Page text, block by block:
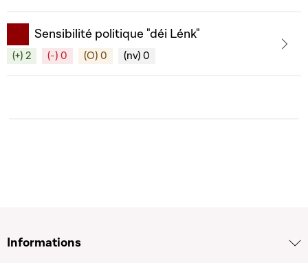
Sensibilité politique "déi Lénk"
(+) 2 (-) 0 (O) 0 (nv) 0
Informations